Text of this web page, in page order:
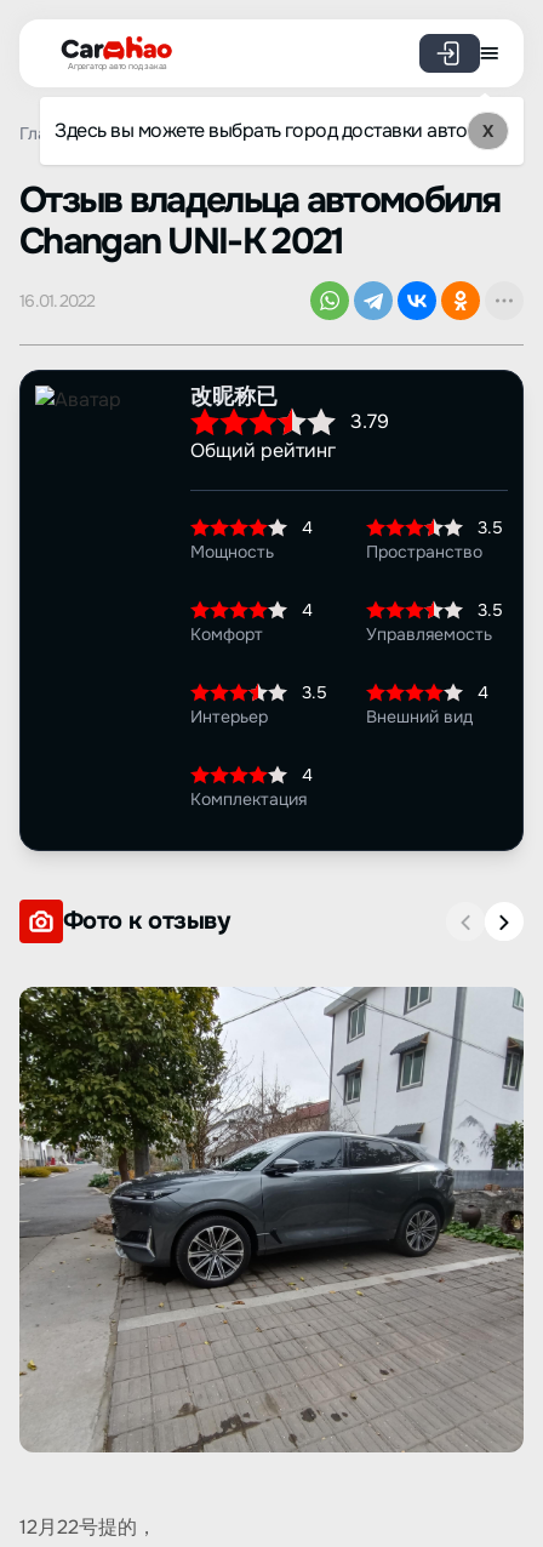
Агрегатор авто под заказ
Здесь вы можете выбрать город доставки авто X
Главная Отзывы Changan UNI-K Просмотр отзыва
Oтзыв владельца автомобиля
Changan UNI-K 2021
16.01.2022
改昵称已
3.79
Общий рейтинг
4
Мощность
3.5
Пространство
4
Комфорт
3.5
Управляемость
3.5
Интерьер
4
Внешний вид
4
Комплектация
Фото к отзыву
12月22号提的，